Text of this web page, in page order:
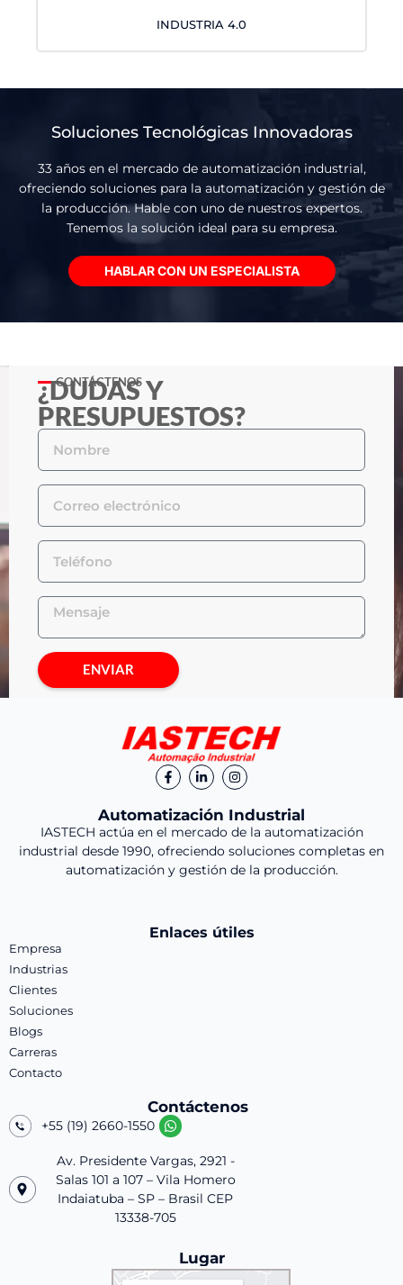
INDUSTRIA 4.0
Soluciones Tecnológicas Innovadoras
33 años en el mercado de automatización industrial,
ofreciendo soluciones para la automatización y gestión de
la producción. Hable con uno de nuestros expertos.
Tenemos la solución ideal para su empresa.
HABLAR CON UN ESPECIALISTA
CONTÁCTENOS
¿DUDAS Y
PRESUPUESTOS?
ENVIAR
Automatización Industrial
IASTECH actúa en el mercado de la automatización
industrial desde 1990, ofreciendo soluciones completas en
automatización y gestión de la producción.
Enlaces útiles
Empresa
Industrias
Clientes
Soluciones
Blogs
Carreras
Contacto
Contáctenos
+55 (19) 2660-1550
Av. Presidente Vargas, 2921 -
Salas 101 a 107 – Vila Homero
Indaiatuba – SP – Brasil CEP
13338-705
Lugar